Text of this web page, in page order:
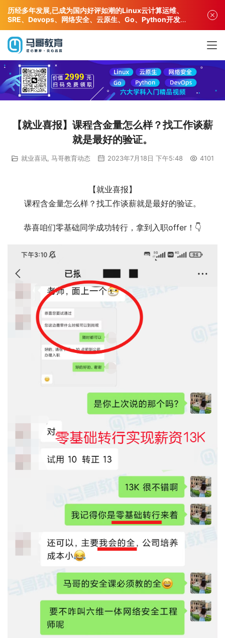
【就业喜报】课程含金量怎么样？找工作谈薪
就是最好的验证。
就业喜讯 马哥教育动态 2023年7月18日 下午5:48 4101
【就业喜报】
课程含金量怎么样？找工作谈薪就是最好的验证。
恭喜咱们零基础同学成功转行，拿到入职offer！👇
历经多年发展,已成为国内好评如潮的Linux云计算运维、
SRE、Devops、网络安全、云原生、Go、Python开发专
业人才培训机构!